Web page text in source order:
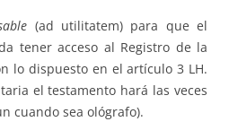
(ad utilitatem) para que el
tener acceso al Registro de la
lo dispuesto en el artículo 3 LH.
el testamento hará las veces
cuando sea ológrafo).